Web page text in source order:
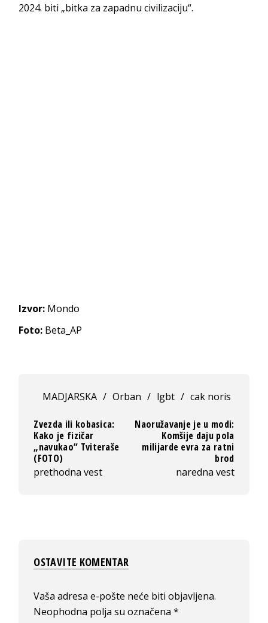
2024. biti „bitka za zapadnu civilizaciju“.
Izvor: Mondo
Foto: Beta_AP
MADJARSKA / Orban / lgbt / cak noris
Zvezda ili kobasica:
Kako je fizičar
„navukao“ Tviteraše
(FOTO)
prethodna vest
Naoružavanje je u modi:
Komšije daju pola
milijarde evra za ratni
brod
naredna vest
OSTAVITE KOMENTAR
Vaša adresa e-pošte neće biti objavljena.
Neophodna polja su označena*